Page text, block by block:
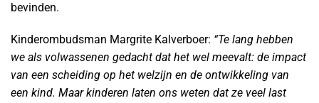
bevinden.
Kinderombudsman Margrite Kalverboer: “Te lang hebben
we als volwassenen gedacht dat het wel meevalt: de impact
van een scheiding op het welzijn en de ontwikkeling van
een kind. Maar kinderen laten ons weten dat ze veel last